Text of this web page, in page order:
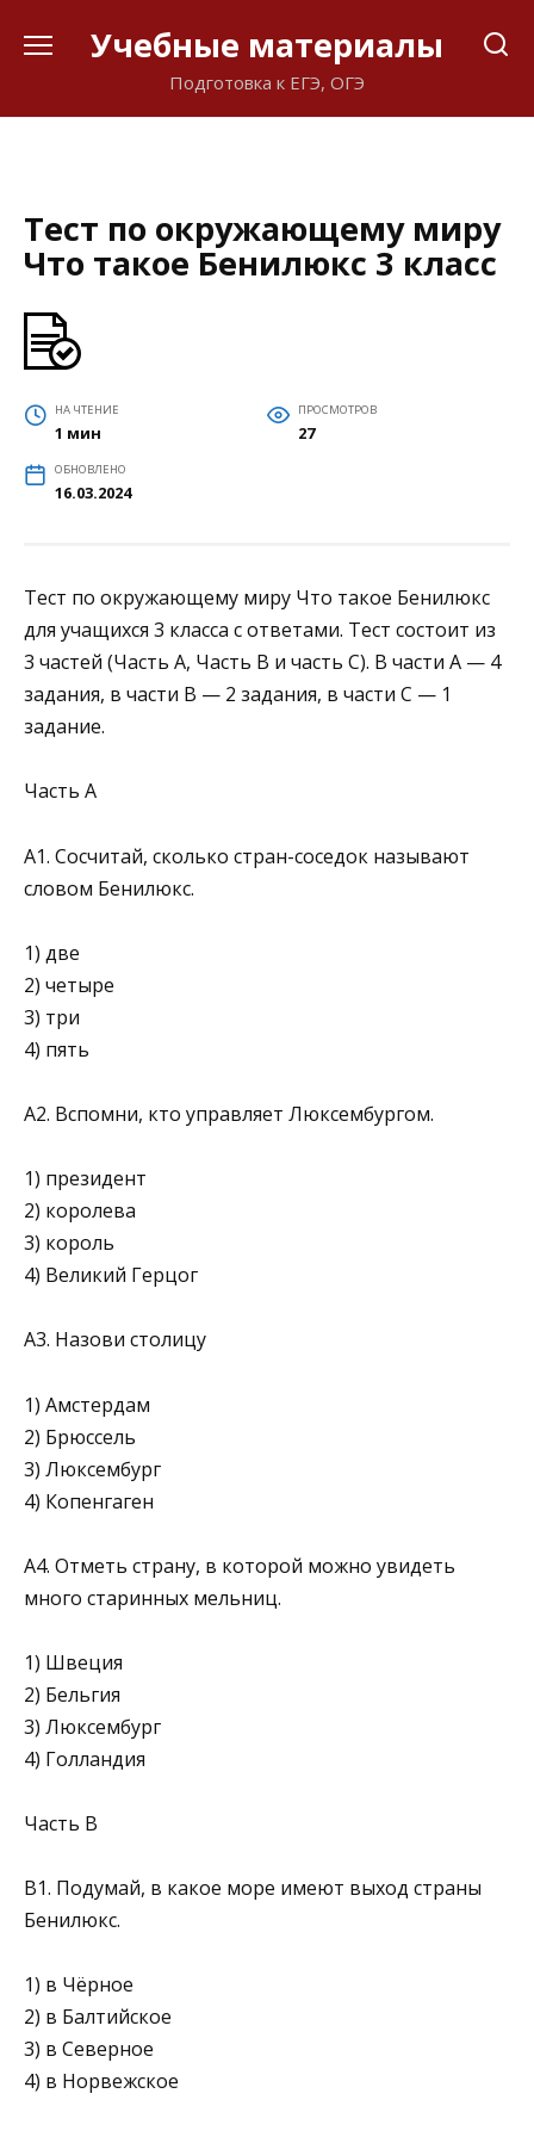
Учебные материалы
Подготовка к ЕГЭ, ОГЭ
Тест по окружающему миру
Что такое Бенилюкс 3 класс
НА ЧТЕНИЕ
1 мин
ПРОСМОТРОВ
27
ОБНОВЛЕНО
16.03.2024
Тест по окружающему миру Что такое Бенилюкс
для учащихся 3 класса с ответами. Тест состоит из
3 частей (Часть А, Часть В и часть С). В части А — 4
задания, в части В — 2 задания, в части С — 1
задание.
Часть А
А1. Сосчитай, сколько стран-соседок называют
словом Бенилюкс.
1) две
2) четыре
3) три
4) пять
А2. Вспомни, кто управляет Люксембургом.
1) президент
2) королева
3) король
4) Великий Герцог
А3. Назови столицу
1) Амстердам
2) Брюссель
3) Люксембург
4) Копенгаген
А4. Отметь страну, в которой можно увидеть
много старинных мельниц.
1) Швеция
2) Бельгия
3) Люксембург
4) Голландия
Часть В
В1. Подумай, в какое море имеют выход страны
Бенилюкс.
1) в Чёрное
2) в Балтийское
3) в Северное
4) в Норвежское